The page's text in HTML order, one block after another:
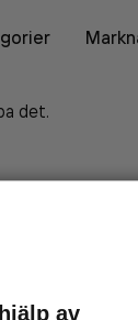
det.
av